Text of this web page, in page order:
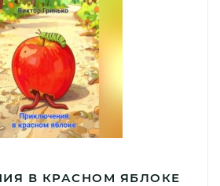
В КРАСНОМ ЯБЛОКЕ